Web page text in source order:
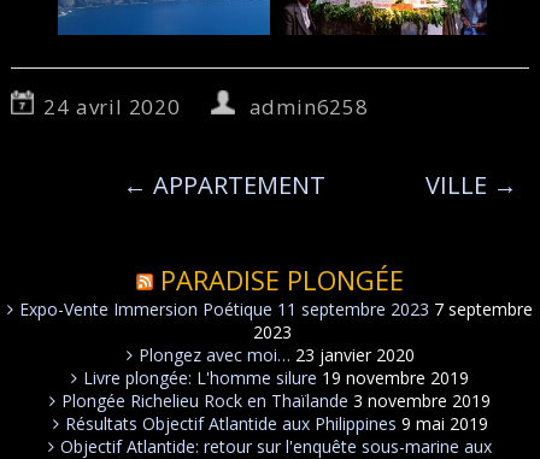
24 avril 2020 admin6258
← APPARTEMENT VILLE →
PARADISE PLONGÉE
Expo-Vente Immersion Poétique 11 septembre 2023 7 septembre
2023
Plongez avec moi… 23 janvier 2020
Livre plongée: L'homme silure 19 novembre 2019
Plongée Richelieu Rock en Thaïlande 3 novembre 2019
Résultats Objectif Atlantide aux Philippines 9 mai 2019
Objectif Atlantide: retour sur l'enquête sous-marine aux